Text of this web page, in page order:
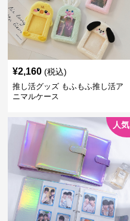
¥2,160 (税込)
推し活グッズ もふもふ推し活ア
ニマルケース
人気